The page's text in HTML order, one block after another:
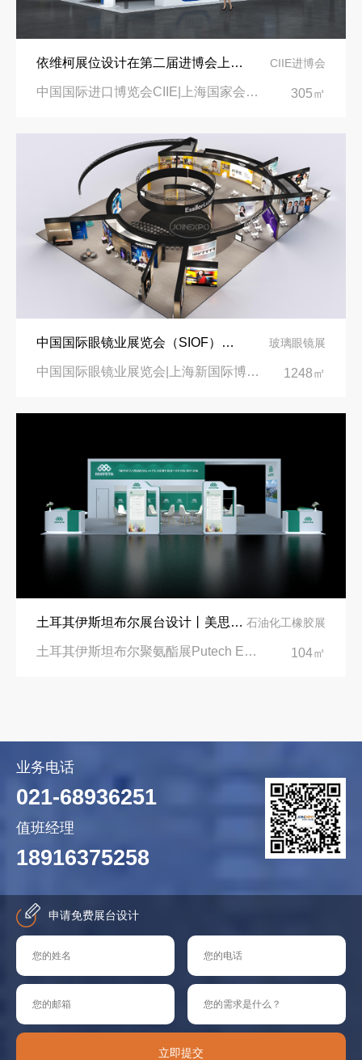
依维柯展位设计在第二届进博会上吸引万千瞩目 CIIE进博会
中国国际进口博览会CIIE|上海国家会展中心 305㎡
中国国际眼镜业展览会（SIOF）‌展台设计搭建-眼镜业巨头依视路陆逊梯卡 玻璃眼镜展
中国国际眼镜业展览会|上海新国际博览中心‌ 1248㎡
土耳其伊斯坦布尔展台设计丨美思德创新产品，打造聚氨酯行业标杆 石油化工橡胶展
土耳其伊斯坦布尔聚氨酯展Putech Eurasia|土耳其国际会展中心 104㎡
业务电话
021-68936251
值班经理
18916375258
申请免费展台设计
立即提交